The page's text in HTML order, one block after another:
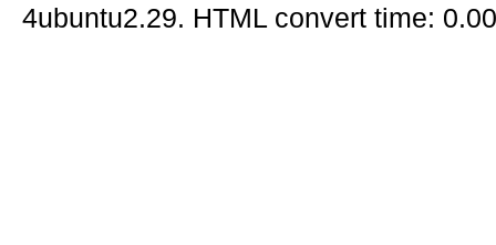
4ubuntu2.29. HTML convert time: